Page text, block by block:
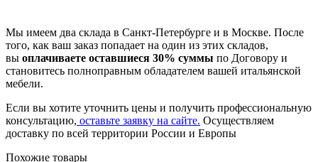
Мы имеем два склада в Санкт-Петербурге и в Москве. После
того, как ваш заказ попадает на один из этих складов,
вы оплачиваете оставшиеся 30% суммы по Договору и
становитесь полноправным обладателем вашей итальянской
мебели.
Если вы хотите уточнить цены и получить профессиональную
консультацию, оставьте заявку на сайте. Осуществляем
доставку по всей территории России и Европы
Похожие товары